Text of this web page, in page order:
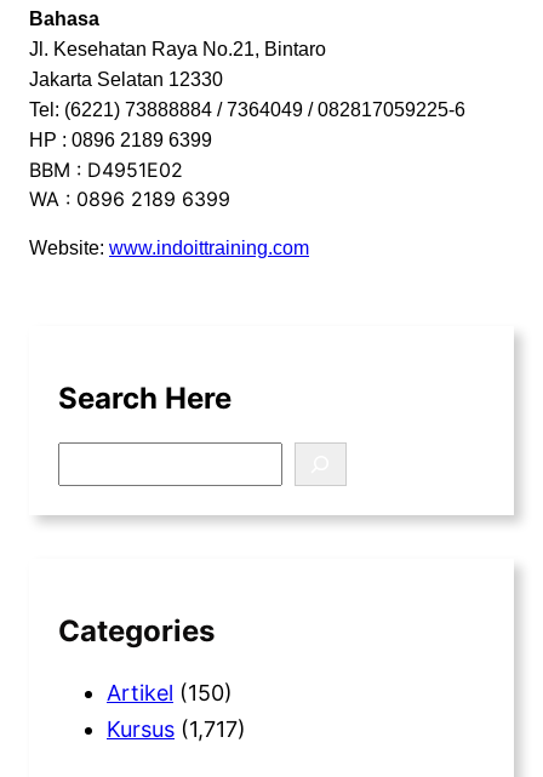
Bahasa
Jl. Kesehatan Raya No.21, Bintaro
Jakarta Selatan 12330
Tel: (6221) 73888884 / 7364049 / 082817059225-6
HP : 0896 2189 6399
BBM : D4951E02
WA : 0896 2189 6399
Website: www.indoittraining.com
Search Here
e
a
Categories
Artikel (150)
Kursus (1,717)